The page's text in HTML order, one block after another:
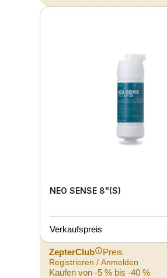
NEO SENSE 8"(S)
Verkaufspreis
ZepterClub Preis
Registrieren / Anmelden
Kaufen von -5 % bis -40 %